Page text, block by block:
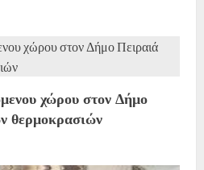
χώρου στον Δήμο
θερμοκρασιών